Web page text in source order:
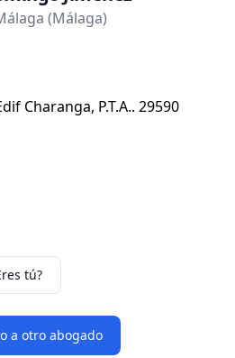
(Málaga)
Charanga, P.T.A.. 29590
tú?
a otro abogado